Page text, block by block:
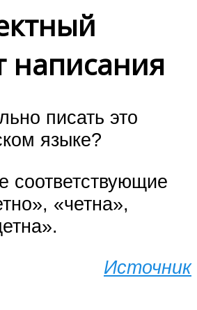
написания
писать это
языке?
соответствующие
«четна»,
Источник